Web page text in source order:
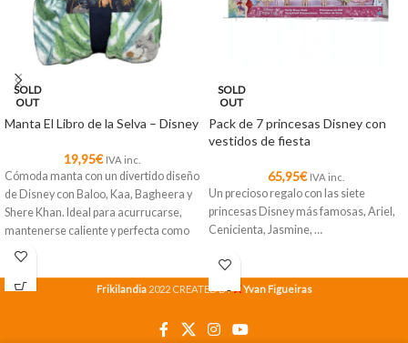
SOLD
OUT
Manta El Libro de la Selva – Disney
19,95€ IVA inc.
Cómoda manta con un divertido diseño
de Disney con Baloo, Kaa, Bagheera y
Shere Khan. Ideal para acurrucarse,
mantenerse caliente y perfecta como
decoración.
SOLD
OUT
Pack de 7 princesas Disney con
vestidos de fiesta
65,95€ IVA inc.
Un precioso regalo con las siete
princesas Disney más famosas, Ariel,
Cenicienta, Jasmine, …
Frikilandia 2022 CREATED BYXYvan Figueiras